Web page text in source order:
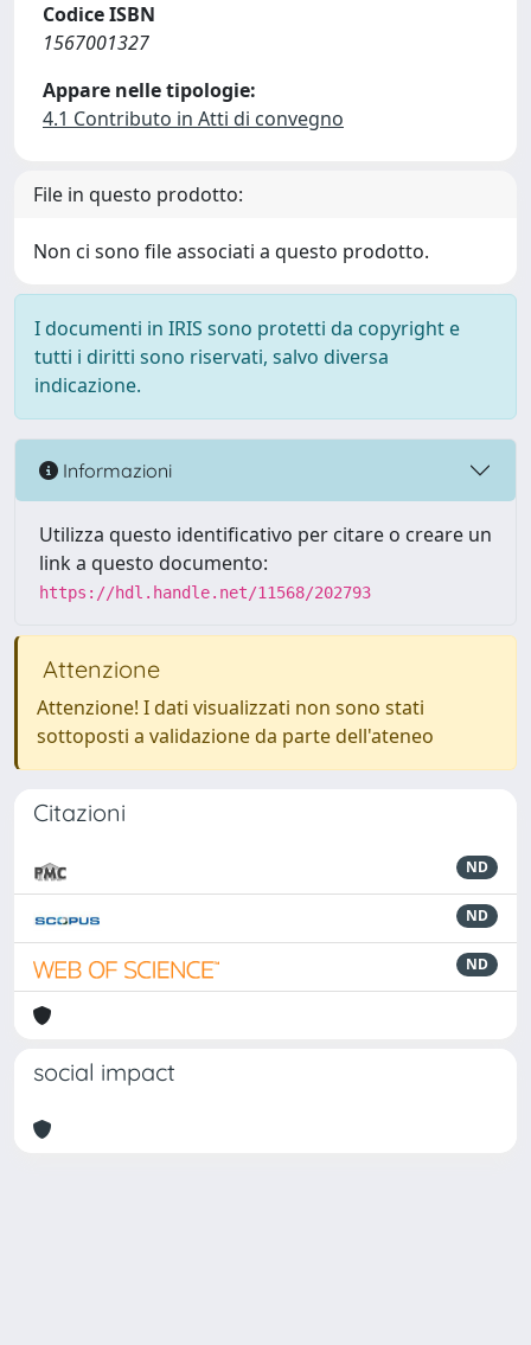
Codice ISBN
1567001327
Appare nelle tipologie:
4.1 Contributo in Atti di convegno
File in questo prodotto:
Non ci sono file associati a questo prodotto.
I documenti in IRIS sono protetti da copyright e
tutti i diritti sono riservati, salvo diversa
indicazione.
Informazioni
Utilizza questo identificativo per citare o creare un
link a questo documento:
https://hdl.handle.net/11568/202793
Attenzione
Attenzione! I dati visualizzati non sono stati
sottoposti a validazione da parte dell'ateneo
Citazioni
ND
ND
ND
social impact